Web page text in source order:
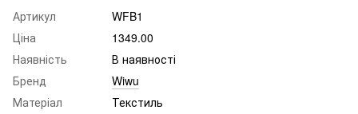
Артикул
WFB1
Ціна
1349.00
Наявність
В наявності
Бренд
Wiwu
Матеріал
Текстиль